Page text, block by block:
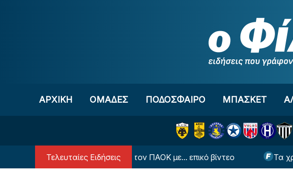
ΑΡΧΙΚΗ OΜΑΔΕΣ ΠΟΔΟΣΦΑΙΡΟ ΜΠΑΣΚΕΤ
Τελευταίες Ειδήσεις
του Γιαννούλη στον ΠΑΟΚ με... επικό βίντεο Τα χρήματα